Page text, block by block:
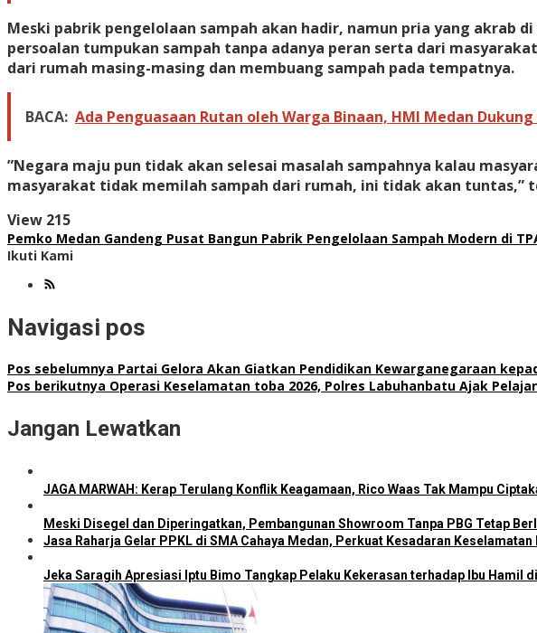
Meski pabrik pengelolaan sampah akan hadir, namun pria yang akrab
persoalan tumpukan sampah tanpa adanya peran serta dari
dari rumah masing-masing dan membuang sampah pada tempatnya.
BACA: Ada Penguasaan Rutan oleh Warga Binaan, HMI Medan
​”Negara maju pun tidak akan selesai masalah sampahnya kalau
masyarakat tidak memilah sampah dari rumah, ini tidak akan tuntas,”
View 215
Pemko Medan Gandeng Pusat Bangun Pabrik Pengelolaan Sampah Modern di
Ikuti Kami
Navigasi pos
Pos sebelumnya Partai Gelora Akan Giatkan Pendidikan Kewarganegaraan
Pos berikutnya Operasi Keselamatan toba 2026, Polres Labuhanbatu Ajak
Jangan Lewatkan
JAGA MARWAH: Kerap Terulang Konflik Keagamaan, Rico Waas Tak Mampu
Meski Disegel dan Diperingatkan, Pembangunan Showroom Tanpa PBG Tetap
Jasa Raharja Gelar PPKL di SMA Cahaya Medan, Perkuat Kesadaran
Jeka Saragih Apresiasi Iptu Bimo Tangkap Pelaku Kekerasan terhadap Ibu Hamil